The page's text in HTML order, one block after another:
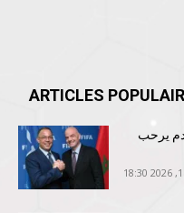
ARTICLES
يرحب